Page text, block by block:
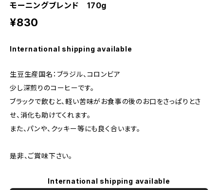
モーニングブレンド 170g
¥830
International shipping available
生豆生産国名：ブラジル、コロンビア
少し深煎りのコーヒーです。
ブラックで飲むと、軽い苦味がお食事の後のお口をさっぱりとさ
せ、消化も助けてくれます。
また、パンや、クッキー等にも良く合います。
是非、ご賞味下さい。
International shipping available